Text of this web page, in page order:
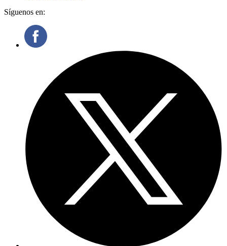
Síguenos en: